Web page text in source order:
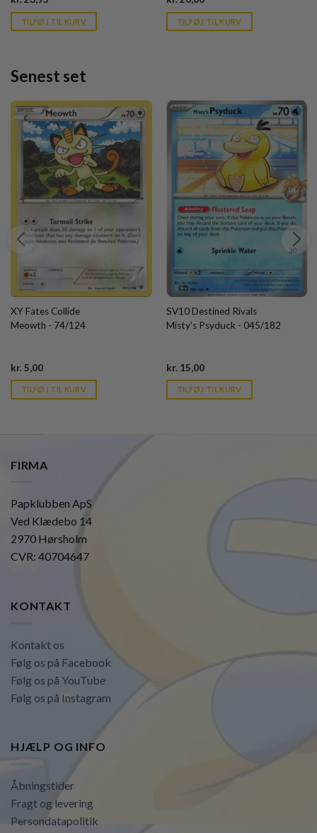
is:
kr. 39,95.
TILFØJ TIL KURV
is:
kr. 39,95.
TILFØJ TIL KURV
Senest set
XY Fates Collide
Meowth - 74/124
kr.5,00Current
is:
kr. 39,95.
TILFØJ TIL KURV
SV10 Destined Rivals
Misty's Psyduck - 045/182
kr.15,00Current
is:
kr. 39,95.
TILFØJ TIL KURV
FIRMA
Papklubben ApS
Ved Klædebo 14
2970 Hørsholm
CVR: 40704647
KONTAKT
Kontakt os
Følg os på Facebook
Følg os på YouTube
Følg os på Instagram
HJÆLP OG INFO
Åbningstider
Fragt og levering
Persondatapolitik